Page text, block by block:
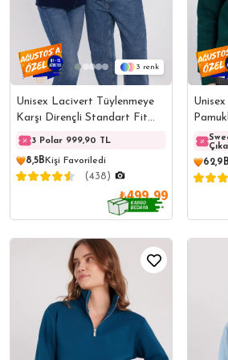
3
Unisex Lacivert Tüylenmeye
Karşı Dirençli Standart Fit
Tam Fermuarlı Soğuğa Karşı
Dayanıklı Polar Hırka
3 Polar 999,90 TL 3 Polar
8,5B Kişi Favoriledi
(438)
₺499,99
62,9B